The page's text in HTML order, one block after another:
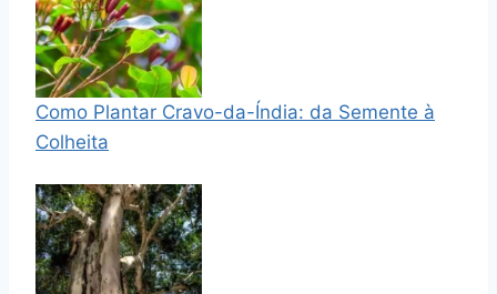
Como Plantar Cravo-da-Índia: da Semente à
Colheita